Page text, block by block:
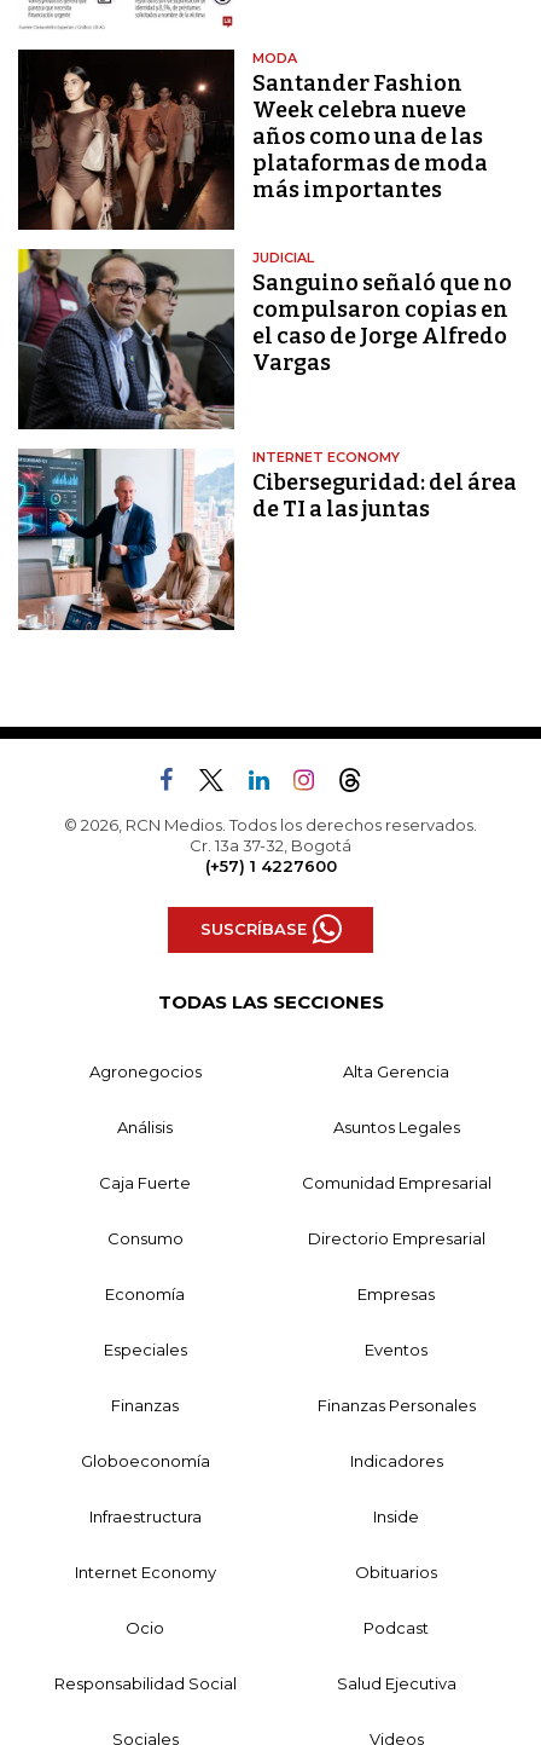
MODA
Santander Fashion
Week celebra nueve
años como una de las
plataformas de moda
más importantes
JUDICIAL
Sanguino señaló que no
compulsaron copias en
el caso de Jorge Alfredo
Vargas
INTERNET ECONOMY
Ciberseguridad: del área
de TI a las juntas
© 2026, RCN Medios. Todos los derechos reservados.
Cr. 13a 37-32, Bogotá
(+57) 1 4227600
SUSCRÍBASE
TODAS LAS SECCIONES
Agronegocios Alta Gerencia
Análisis Asuntos Legales
Caja Fuerte Comunidad Empresarial
Consumo Directorio Empresarial
Economía Empresas
Especiales Eventos
Finanzas Finanzas Personales
Globoeconomía Indicadores
Infraestructura Inside
Internet Economy Obituarios
Ocio Podcast
Responsabilidad Social Salud Ejecutiva
Sociales Videos